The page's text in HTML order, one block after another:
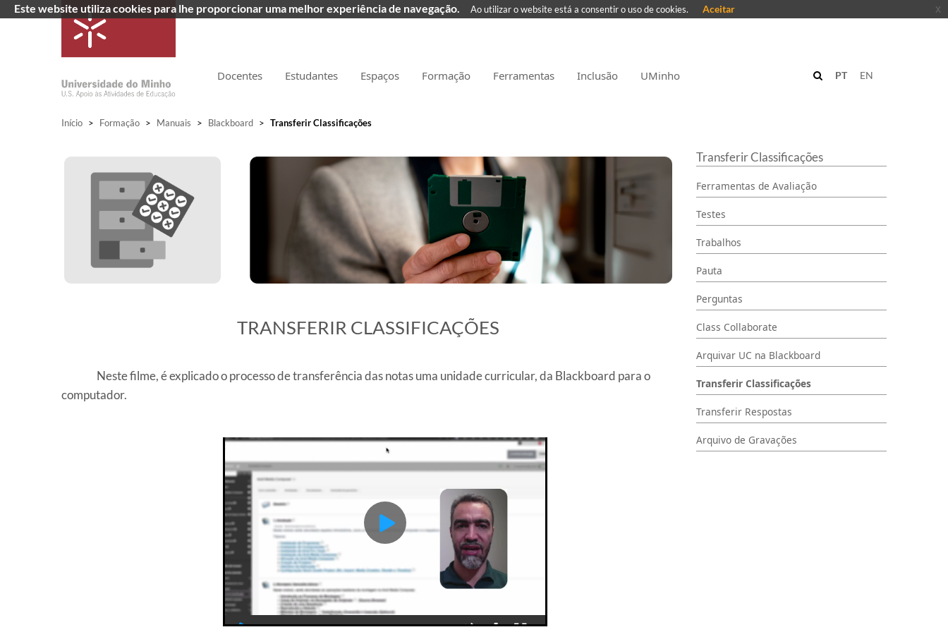
Docentes Estudantes Espaços Formação Ferramentas Inclusão UMinho EN
PT
Início > Formação > Manuais > Blackboard > Transferir Classificações
​TRANSFERIR CLASSIFICAÇÕES
Neste filme, é explicado o processo de transferência das notas uma unidade curricular, da Blackboard para o
computador.
Transferir Classificações
Ferramentas de Avaliação
Testes
Trabalhos
Pauta
Perguntas
Class Collaborate
Arquivar UC na Blackboard
Transferir Classificações
Transferir Respostas
Arquivo de Gravações
Este website utiliza cookies para lhe proporcionar uma melhor experiência de navegação. Ao utilizar o website está a consentir o uso de cookies. Aceitar x